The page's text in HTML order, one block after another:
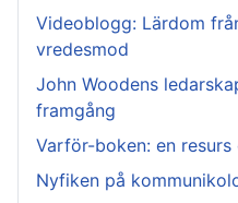
Videoblogg: Lärdom
vredesmod
John Woodens
framgång
Varför-boken: en
Nyfiken på